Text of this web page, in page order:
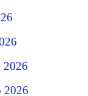
2026
2026